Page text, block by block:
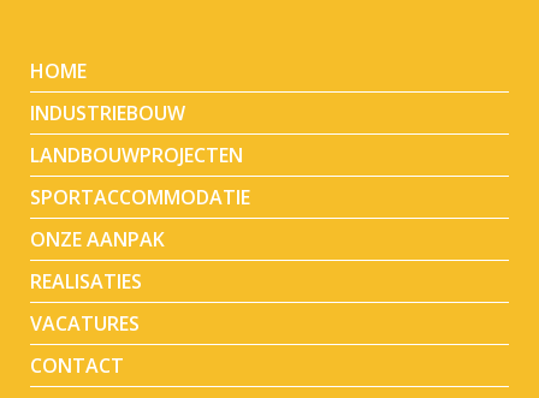
HOME
INDUSTRIEBOUW
LANDBOUWPROJECTEN
SPORTACCOMMODATIE
ONZE AANPAK
REALISATIES
VACATURES
CONTACT